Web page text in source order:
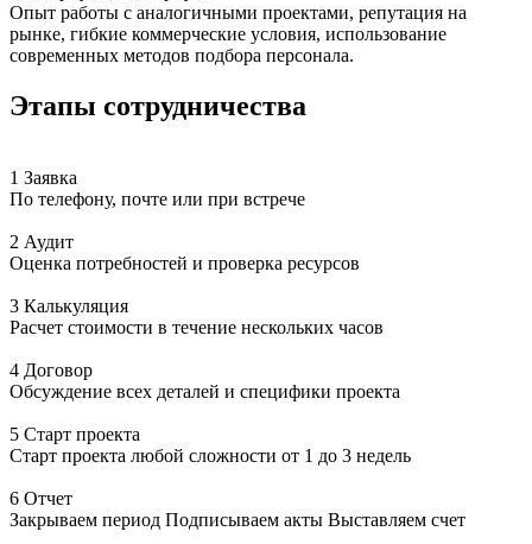
Опыт работы с аналогичными проектами, репутация на
рынке, гибкие коммерческие условия, использование
современных методов подбора персонала.
Этапы сотрудничества
1 Заявка
По телефону, почте или при встрече
2 Аудит
Оценка потребностей и проверка ресурсов
3 Калькуляция
Расчет стоимости в течение нескольких часов
4 Договор
Обсуждение всех деталей и специфики проекта
5 Старт проекта
Старт проекта любой сложности от 1 до 3 недель
6 Отчет
Закрываем период Подписываем акты Выставляем счет